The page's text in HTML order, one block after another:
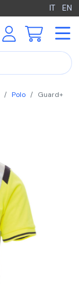
IT EN
Polo Guard+